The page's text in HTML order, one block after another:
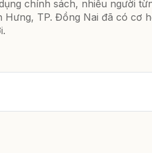
chính sách, nhiều người
Hưng, TP. Đồng Nai đã có cơ